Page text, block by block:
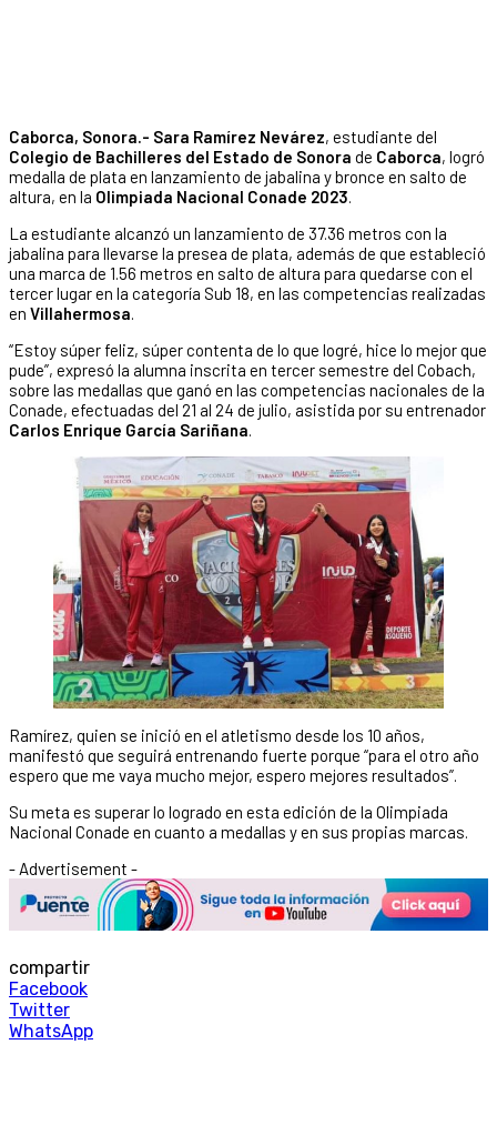
Caborca, Sonora.- Sara Ramírez Nevárez, estudiante del
Colegio de Bachilleres del Estado de Sonora de Caborca, logró
medalla de plata en lanzamiento de jabalina y bronce en salto de
altura, en la Olimpiada Nacional Conade 2023.
La estudiante alcanzó un lanzamiento de 37.36 metros con la
jabalina para llevarse la presea de plata, además de que estableció
una marca de 1.56 metros en salto de altura para quedarse con el
tercer lugar en la categoría Sub 18, en las competencias realizadas
en Villahermosa.
“Estoy súper feliz, súper contenta de lo que logré, hice lo mejor que
pude”, expresó la alumna inscrita en tercer semestre del Cobach,
sobre las medallas que ganó en las competencias nacionales de la
Conade, efectuadas del 21 al 24 de julio, asistida por su entrenador
Carlos Enrique García Sariñana.
Ramírez, quien se inició en el atletismo desde los 10 años,
manifestó que seguirá entrenando fuerte porque “para el otro año
espero que me vaya mucho mejor, espero mejores resultados”.
Su meta es superar lo logrado en esta edición de la Olimpiada
Nacional Conade en cuanto a medallas y en sus propias marcas.
- Advertisement -
compartir
Facebook
Twitter
WhatsApp